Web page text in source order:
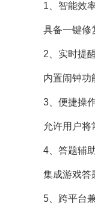
1、智能效
具备一键修
2、实时提
内置闹钟功
3、便捷操
允许用户
4、答题辅
集成游戏答
5、跨平台